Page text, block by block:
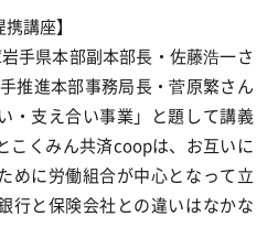
講座】
手県本部副本部長・佐藤浩一さ
推進本部事務局長・菅原繁さん
・支え合い事業」と題して講義
こくみん共済coopは、お互いに
めに労働組合が中心となって立
行と保険会社との違いはなかな